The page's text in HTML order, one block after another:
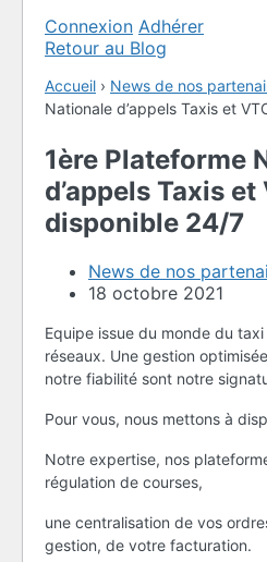
Connexion Adhérer
Retour au Blog
Accueil › News de nos
Nationale d’appels Taxis et
1ère Plateforme
d’appels Taxis et
disponible 24/7
News de nos
18 octobre 2021
Equipe issue du monde du
réseaux. Une gestion
notre fiabilité sont notre
Pour vous, nous mettons à
Notre expertise, nos
régulation de courses,
une centralisation de vos
gestion, de votre facturation.